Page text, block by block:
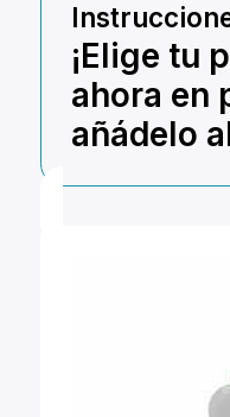
¡Elige tu
ahora en
añádelo